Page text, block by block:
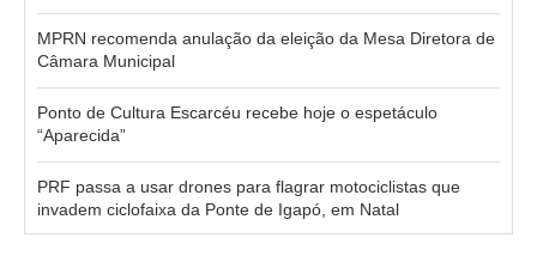
MPRN recomenda anulação da eleição da Mesa Diretora de
Câmara Municipal
Ponto de Cultura Escarcéu recebe hoje o espetáculo
“Aparecida”
PRF passa a usar drones para flagrar motociclistas que
invadem ciclofaixa da Ponte de Igapó, em Natal